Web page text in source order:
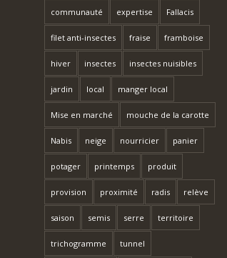
communauté expertise Fallacis
filet anti-insectes fraise framboise
hiver insectes insectes nuisibles
jardin local manger local
Mise en marché mouche de la carotte
Nabis neige nourricier panier
potager printemps produit
provision proximité radis relève
saison semis serre territoire
trichogramme tunnel